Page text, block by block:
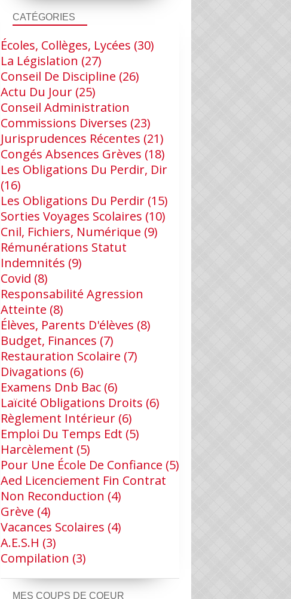
DIVAGATIONS
LA LÉGISLATION
CATÉGORIES
Écoles, Collèges, Lycées (30)
La Législation (27)
Conseil De Discipline (26)
Actu Du Jour (25)
Conseil Administration
Commissions Diverses (23)
Jurisprudences Récentes (21)
Congés Absences Grèves (18)
Les Obligations Du Perdir, Dir
(16)
Les Obligations Du Perdir (15)
Sorties Voyages Scolaires (10)
Cnil, Fichiers, Numérique (9)
Rémunérations Statut
Indemnités (9)
Covid (8)
Responsabilité Agression
Atteinte (8)
Élèves, Parents D'élèves (8)
Budget, Finances (7)
Restauration Scolaire (7)
Divagations (6)
Examens Dnb Bac (6)
Laïcité Obligations Droits (6)
Règlement Intérieur (6)
Emploi Du Temps Edt (5)
Harcèlement (5)
Pour Une École De Confiance (5)
Aed Licenciement Fin Contrat
Non Reconduction (4)
Grève (4)
Vacances Scolaires (4)
A.e.s.h (3)
Compilation (3)
MES COUPS DE COEUR